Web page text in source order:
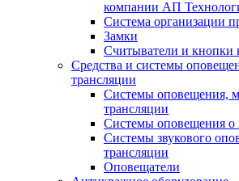
компании АП
Система организации
Замки
Считыватели и кнопки
Средства и системы
трансляции
Системы оповещения,
трансляции
Системы оповещения о
Системы звукового
трансляции
Оповещатели